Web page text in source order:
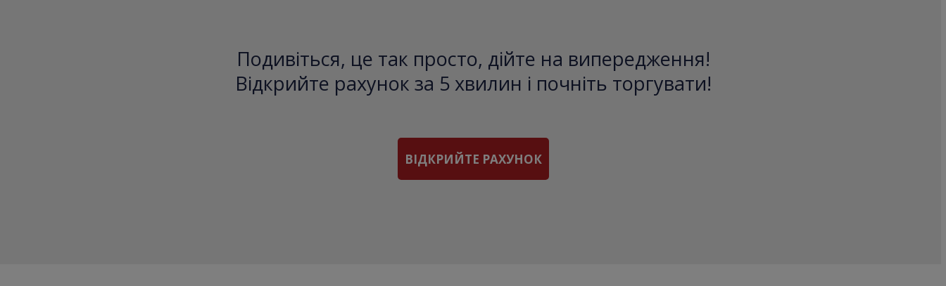
Подивіться, це так просто, дійте на випередження!
Відкрийте рахунок за 5 хвилин і почніть торгувати!
ВІДКРИЙТЕ РАХУНОК